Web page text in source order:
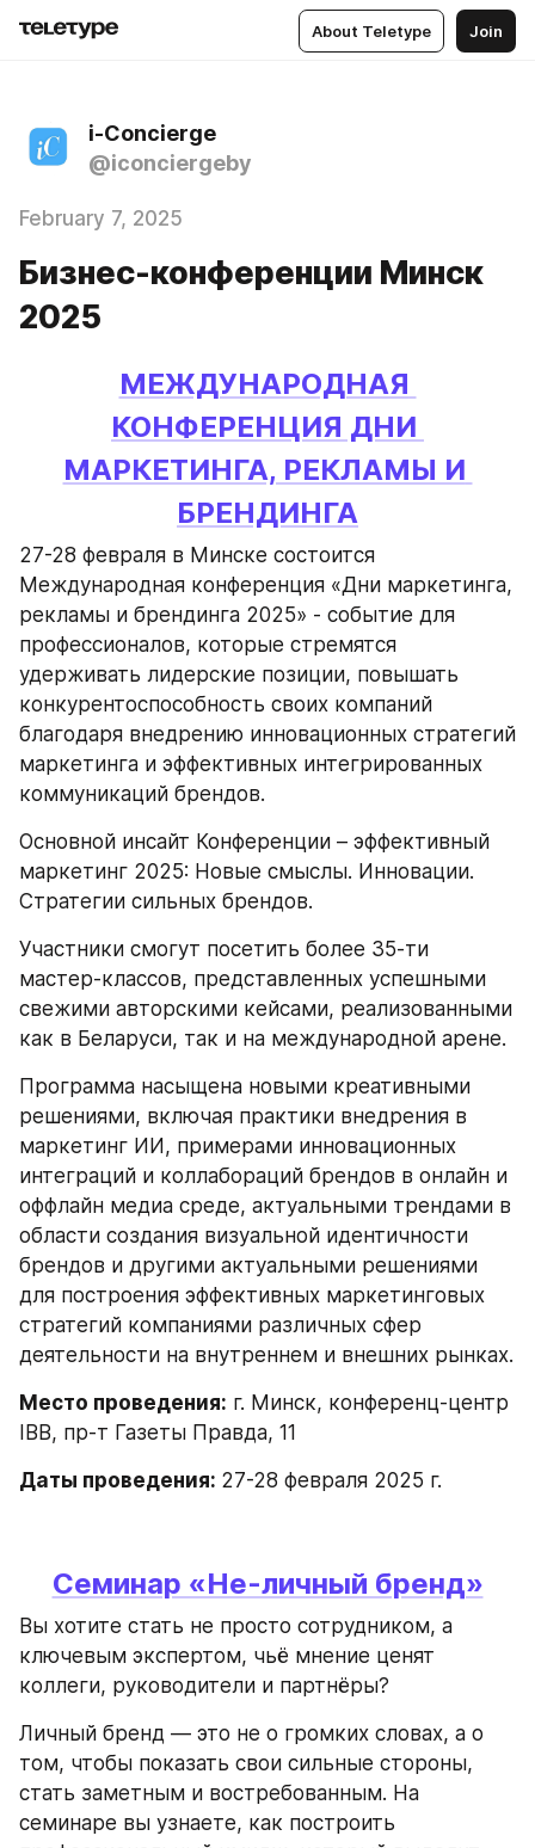
About Teletype Join
i-Concierge
@iconciergeby
February 7, 2025
Бизнес-конференции Минск
2025
МЕЖДУНАРОДНАЯ
КОНФЕРЕНЦИЯ ДНИ
МАРКЕТИНГА, РЕКЛАМЫ И
БРЕНДИНГА
27-28 февраля в Минске состоится
Международная конференция «Дни маркетинга,
рекламы и брендинга 2025» - событие для
профессионалов, которые стремятся
удерживать лидерские позиции, повышать
конкурентоспособность своих компаний
благодаря внедрению инновационных стратегий
маркетинга и эффективных интегрированных
коммуникаций брендов.
Основной инсайт Конференции – эффективный
маркетинг 2025: Новые смыслы. Инновации.
Стратегии сильных брендов.
Участники смогут посетить более 35-ти
мастер-классов, представленных успешными
свежими авторскими кейсами, реализованными
как в Беларуси, так и на международной арене.
Программа насыщена новыми креативными
решениями, включая практики внедрения в
маркетинг ИИ, примерами инновационных
интеграций и коллабораций брендов в онлайн и
оффлайн медиа среде, актуальными трендами в
области создания визуальной идентичности
брендов и другими актуальными решениями
для построения эффективных маркетинговых
стратегий компаниями различных сфер
деятельности на внутреннем и внешних рынках.
Место проведения: г. Минск, конференц-центр
IBB, пр-т Газеты Правда, 11
Даты проведения: 27-28 февраля 2025 г.
Семинар «‎Не-личный бренд»‎
Вы хотите стать не просто сотрудником, а
ключевым экспертом, чьё мнение ценят
коллеги, руководители и партнёры?
Личный бренд — это не о громких словах, а о
том, чтобы показать свои сильные стороны,
стать заметным и востребованным. На
семинаре вы узнаете, как построить